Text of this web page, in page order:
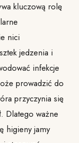
kluczową rolę
nici
jedzenia i
infekcje
prowadzić do
przyczynia się
Dlatego ważne
higieny jamy